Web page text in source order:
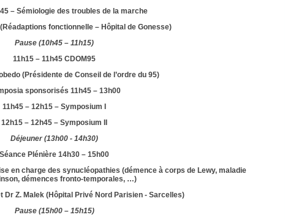
– Sémiologie des troubles de la marche
fonctionnelle – Hôpital de Gonesse)
Pause (10h45 – 11h15)
11h15 – 11h45 CDOM95
(Présidente de Conseil de l’ordre du 95)
sponsorisés 11h45 – 13h00
11h45 – 12h15 – Symposium I
12h15 – 12h45 – Symposium II
Déjeuner (13h00 - 14h30)
Séance Plénière 14h30 – 15h00
en charge des synucléopathies (démence à corps de Lewy, maladie
démences fronto-temporales, …)
Dr Z. Malek (Hôpital Privé Nord Parisien - Sarcelles)
Pause (15h00 – 15h15)